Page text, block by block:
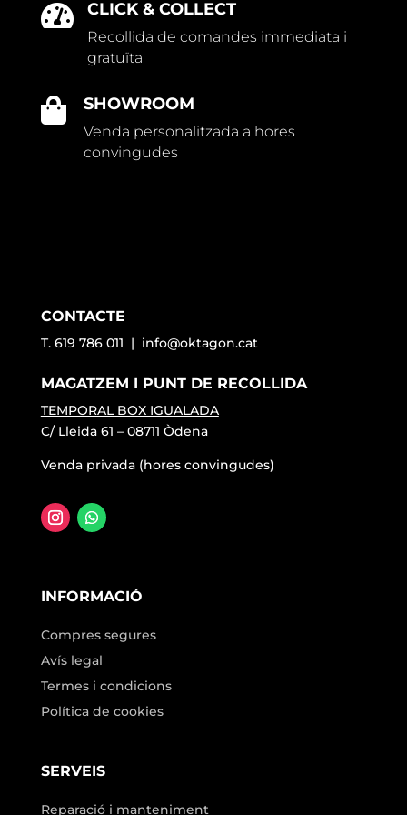
 CLICK & COLLECT
Recollida de comandes immediata i
gratuïta
 SHOWROOM
Venda personalitzada a hores
convingudes
CONTACTE
T. 619 786 011 | info@oktagon.cat
MAGATZEM I PUNT DE RECOLLIDA
TEMPORAL BOX IGUALADA
C/ Lleida 61 – 08711 Òdena
Venda privada (hores convingudes)
INFORMACIÓ
Compres segures
Avís legal
Termes i condicions
Política de cookies
SERVEIS
Reparació i manteniment